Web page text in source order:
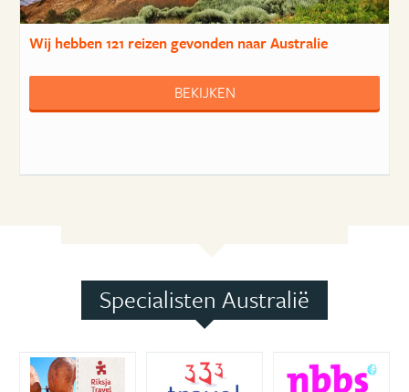
Wij hebben121 reizengevonden naar Australie
BEKIJKEN
Specialisten Australië